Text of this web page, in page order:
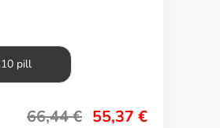
10 pill
66,44€ 55,37 €